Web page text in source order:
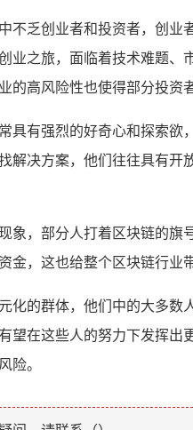
不乏创业者和投资者，创
业之旅，面临着技术难题
的高风险性也使得部分投资
具有强烈的好奇心和探索
解决方案，他们往往具有
象，部分人打着区块链的旗
金，这也给整个区块链行业
化的群体，他们中的大多
望在这些人的努力下发挥
险。